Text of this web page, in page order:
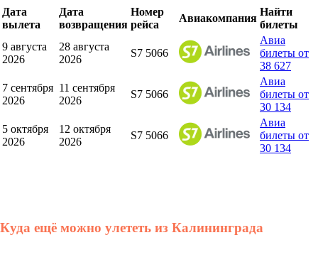
Дата
вылета
Дата
возвращения
Номер
рейса
Авиакомпания
Найти
билеты
9 августа
2026
28 августа
2026
S7 5066
Авиа
билеты от
38 627
7 сентября
2026
11 сентября
2026
S7 5066
Авиа
билеты от
30 134
5 октября
2026
12 октября
2026
S7 5066
Авиа
билеты от
30 134
Куда ещё можно улететь из Калининграда